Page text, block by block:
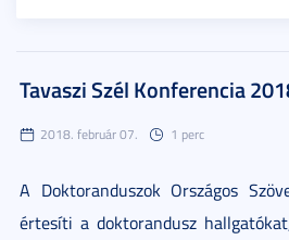
Tavaszi Szél Konferencia
2018. február 07. 1 perc
A Doktoranduszok Országos
értesíti a doktorandusz